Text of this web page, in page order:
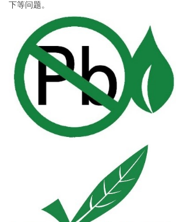
下等问题。